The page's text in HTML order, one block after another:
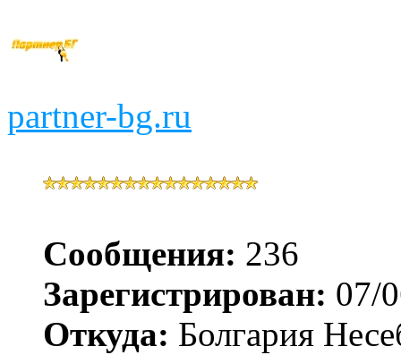
partner-bg.ru
Сообщения: 236
Зарегистрирован: 07/
Откуда: Болгария